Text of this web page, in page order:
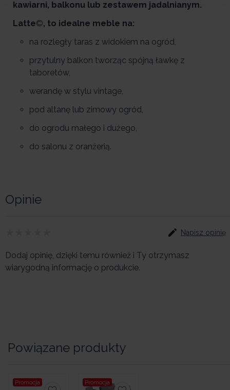
kawiarni, balkonu lub zestawem jadalnianym.
Latte©, to idealne meble na:
na rozległy taras z widokiem na ogród,
przytulny balkon tworząc spójną ławkę z
taboretów,
werandę w stylu vintage,
pod altanę lub zimowy ogród,
do ogrodu małego i dużego,
do salonu z oranżerią.
Opinie
Napisz opinię
Dodaj opinię, dzięki temu również i Ty otrzymasz
wiarygodną informację o produkcie.
Powiązane produkty
Promocja Promocja